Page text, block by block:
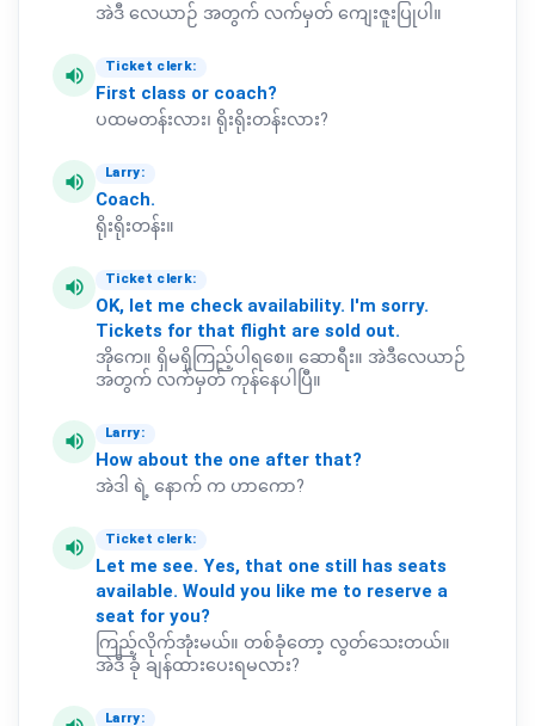
အဲဒီ လေယာဉ် အတွက် လက်မှတ် ကျေးဇူးပြုပါ။
volume_up Ticket clerk:
First class or coach?
ပထမတန်းလား၊ ရိုးရိုးတန်းလား?
volume_up Larry:
Coach.
ရိုးရိုးတန်း။
volume_up Ticket clerk:
OK, let me check availability. I'm sorry.
Tickets for that flight are sold out.
အိုကေ။ ရှိမရှိကြည့်ပါရစေ။ ဆောရီး။ အဲဒီလေယာဉ်
အတွက် လက်မှတ် ကုန်နေပါပြီ။
volume_up Larry:
How about the one after that?
အဲဒါ ရဲ့ နောက် က ဟာကော?
volume_up Ticket clerk:
Let me see. Yes, that one still has seats
available. Would you like me to reserve a
seat for you?
ကြည့်လိုက်အုံးမယ်။ တစ်ခုံတော့ လွတ်သေးတယ်။
အဲဒီ ခုံ ချန်ထားပေးရမလား?
Larry: